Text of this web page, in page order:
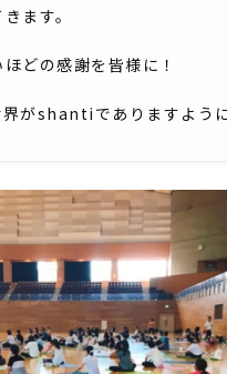
ます。
どの感謝を皆様に！
がshantiでありますよう